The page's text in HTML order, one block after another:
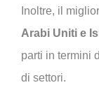
Inoltre, il
Arabi Uniti e
parti in termini
di settori.